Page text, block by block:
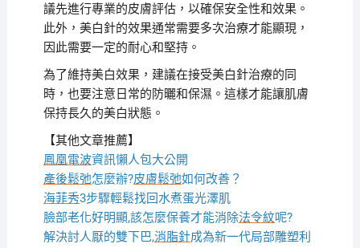
議先進行專業的皮膚評估，以確保安全性和效果。
此外，美白針的效果通常需要多次治療才能顯現，
因此需要一定的耐心和堅持。
為了維持美白效果，建議在接受美白針治療的同
時，也要注意日常的防曬和保濕。這樣才能讓肌膚
保持長久的美白狀態。
【其他文章推薦】
鳳凰電波資訊懶人包大公開
產後鬆弛怎麼辦?皮膚鬆弛如何改善？
海菲秀3步驟輕鬆找回水煮蛋光澤肌
臉部老化好明顯,該怎麼保養才能消除法令紋呢?
解決討人厭的雙下巴,消脂針成為新一代局部雕塑利